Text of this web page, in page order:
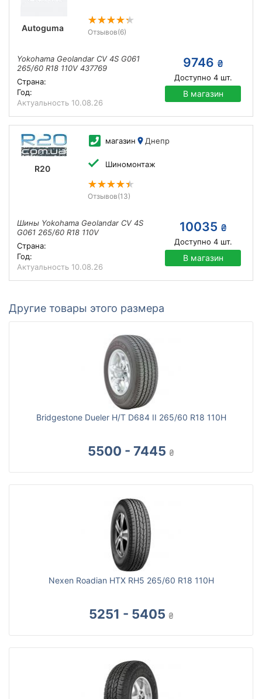
Autoguma Отзывов(6)
Yokohama Geolandar CV 4S G061
265/60 R18 110V 437769
Страна:
Год:
Актуальность 10.08.26
9746 ₴
Доступно 4шт.
В магазин
R20
магазин Днепр
Шиномонтаж
Отзывов(13)
Шины Yokohama Geolandar CV 4S
G061 265/60 R18 110V
Страна:
Год:
Актуальность 10.08.26
10035 ₴
Доступно 4шт.
В магазин
Другие товары этого размера
Bridgestone Dueler H/T D684 II 265/60 R18 110H
5500 - 7445 ₴
Nexen Roadian HTX RH5 265/60 R18 110H
5251 - 5405 ₴